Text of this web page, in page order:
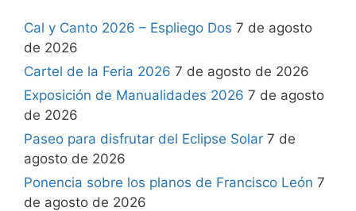
Cal y Canto 2026 – Espliego Dos 7 de agosto
de 2026
Cartel de la Feria 2026 7 de agosto de 2026
Exposición de Manualidades 2026 7 de agosto
de 2026
Paseo para disfrutar del Eclipse Solar 7 de
agosto de 2026
Ponencia sobre los planos de Francisco León 7
de agosto de 2026